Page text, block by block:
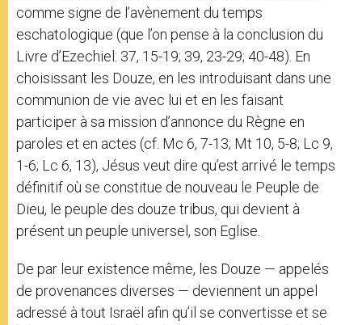
comme signe de l’avènement du temps
eschatologique (que l’on pense à la conclusion du
Livre d’Ezechiel: 37, 15-19; 39, 23-29; 40-48). En
choisissant les Douze, en les introduisant dans une
communion de vie avec lui et en les faisant
participer à sa mission d’annonce du Règne en
paroles et en actes (cf. Mc 6, 7-13; Mt 10, 5-8; Lc 9,
1-6; Lc 6, 13), Jésus veut dire qu’est arrivé le temps
définitif où se constitue de nouveau le Peuple de
Dieu, le peuple des douze tribus, qui devient à
présent un peuple universel, son Eglise.
De par leur existence même, les Douze — appelés
de provenances diverses — deviennent un appel
adressé à tout Israël afin qu’il se convertisse et se